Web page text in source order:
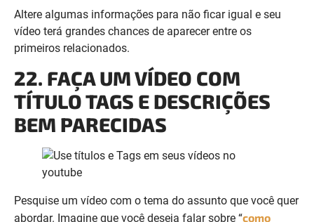
22. FAÇA UM VÍDEO COM
TÍTULO TAGS E DESCRIÇÕES
BEM PARECIDAS
Pesquise um vídeo com o tema do assunto que você quer
abordar. Imagine que você deseja falar sobre “
ganhar dinheiro na internet
Não copie, mas faça parecidas. Dessa forma, terá mais